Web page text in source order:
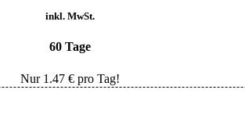
inkl. MwSt.
60 Tage
Nur 1.47€ pro Tag!